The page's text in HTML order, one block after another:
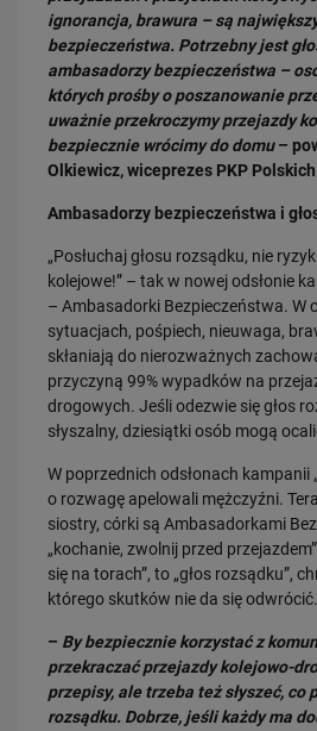
ignorancja, brawura – są
bezpieczeństwa. Potrzebny jest
ambasadorzy bezpieczeństwa –
których prośby o poszanowanie
uważnie przekroczymy przejazdy
bezpiecznie wrócimy do domu–
Olkiewicz, wiceprezes PKP
Ambasadorzy bezpieczeństwa i
„Posłuchaj głosu rozsądku, nie
kolejowe!” – tak w nowej odsłonie
– Ambasadorki Bezpieczeństwa. W
sytuacjach, pośpiech, nieuwaga,
skłaniają do nierozważnych
przyczyną 99% wypadków na
drogowych. Jeśli odezwie się głos
słyszalny, dziesiątki osób mogą
W poprzednich odsłonach kampanii
o rozwagę apelowali mężczyźni.
siostry, córki są Ambasadorkami
„kochanie, zwolnij przed
się na torach”, to „głos rozsądku”,
którego skutków nie da się odwrócić.
– By bezpiecznie korzystać z
przekraczać przejazdy kolejowo-
przepisy, ale trzeba też słyszeć, co
rozsądku. Dobrze, jeśli każdy ma
30.04.2026
Majówka na drodze? Posłuchaj głosu
PRZECZYTAJ
Pośpiech kosztuje. Czasem więcej, niż
PRZECZYTAJ